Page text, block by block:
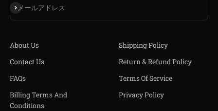
メールアドレス
登録
About Us
Contact Us
FAQs
Billing Terms And
Conditions
Shipping Policy
Return & Refund Policy
Terms Of Service
Privacy Policy